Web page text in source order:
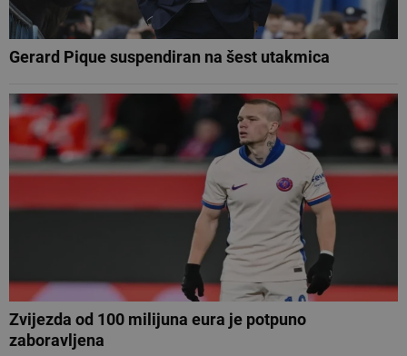
Gerard Pique suspendiran na šest utakmica
Zvijezda od 100 milijuna eura je potpuno
zaboravljena